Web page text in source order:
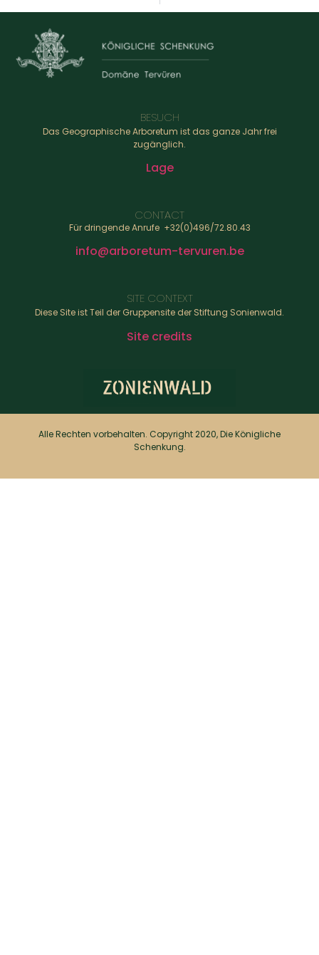
BESUCH
Das Geographische Arboretum ist das ganze Jahr frei
zugänglich.
Lage
CONTACT
Für dringende Anrufe +32(0)496/72.80.43
info@arboretum-tervuren.be
SITE CONTEXT
Diese Site ist Teil der Gruppensite der Stiftung Sonienwald.
Site credits
Alle Rechten vorbehalten. Copyright 2020, Die Königliche
Schenkung.